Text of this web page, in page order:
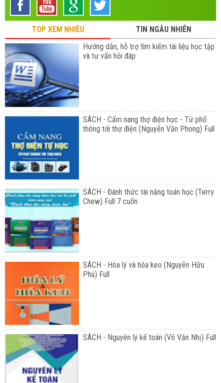
TOP XEM NHIỀU
TIN NGẪU NHIÊN
Hướng dẫn, hỗ trợ tìm kiếm tài liệu học tập
và tư vấn hỏi đáp
SÁCH - Cẩm nang thợ điện học - Từ phổ
thông tới thợ điện (Nguyễn Văn Phong) Full
SÁCH - Đánh thức tài năng toán học (Terry
Chew) Full 7 cuốn
SÁCH - Hóa lý và hóa keo (Nguyễn Hữu
Phú) Full
SÁCH - Nguyên lý kế toán (Võ Văn Nhị) Full